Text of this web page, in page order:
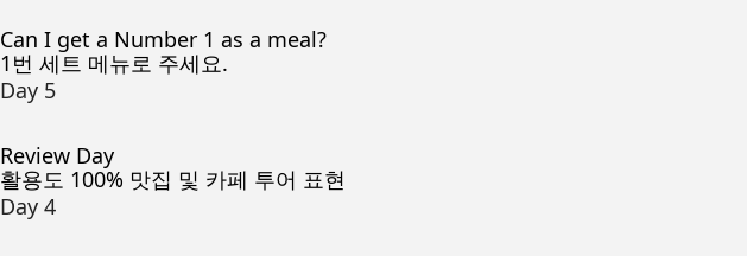
Can I get a Number 1 as a meal?
1번 세트 메뉴로 주세요.
Day 5
Review Day
활용도 100% 맛집 및 카페 투어 표현
Day 4